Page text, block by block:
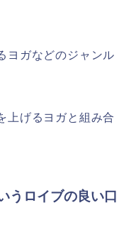
ヨガなどのジャンル
上げるヨガと組み合
うロイブの良い口